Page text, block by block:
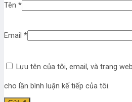
Tên *
Email *
Lưu tên của tôi, email, và trang
cho lần bình luận kế tiếp của tôi.